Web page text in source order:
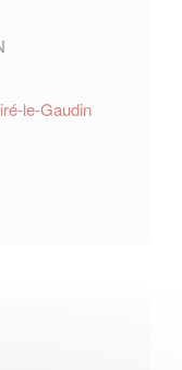
le-Gaudin